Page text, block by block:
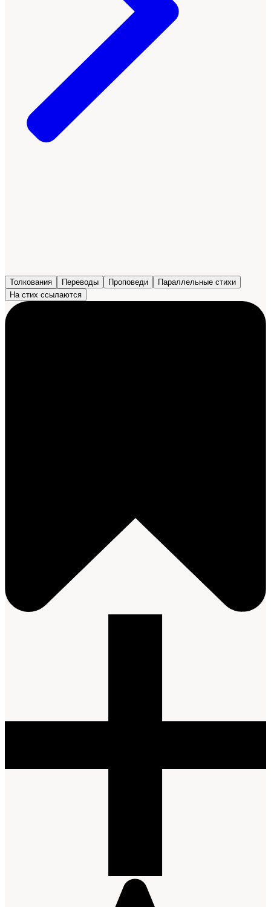
Толкования Переводы Проповеди
Параллельные стихи
На стих ссылаются